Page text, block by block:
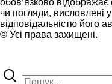
чи погляди, висловлені
відповідальністю його
© Усі права захищені.